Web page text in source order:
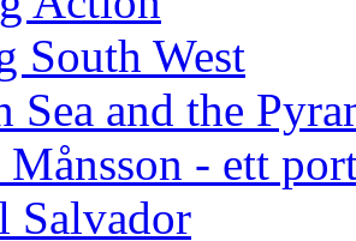
South West
Sea and the
- ett
Salvador